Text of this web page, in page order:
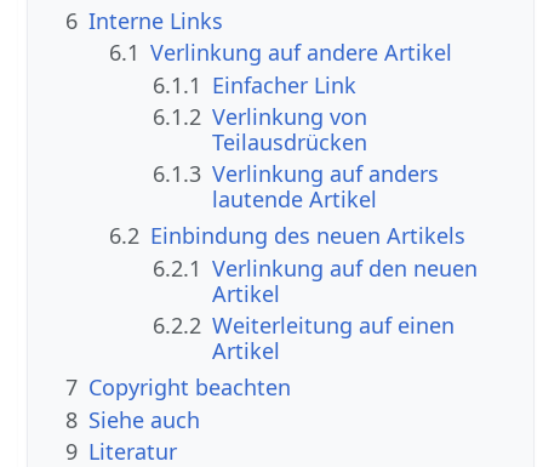
6 Interne Links
6.1 Verlinkung auf andere Artikel
6.1.1 Einfacher Link
6.1.2 Verlinkung von
Teilausdrücken
6.1.3 Verlinkung auf anders
lautende Artikel
6.2 Einbindung des neuen Artikels
6.2.1 Verlinkung auf den neuen
Artikel
6.2.2 Weiterleitung auf einen
Artikel
7 Copyright beachten
8 Siehe auch
9 Literatur